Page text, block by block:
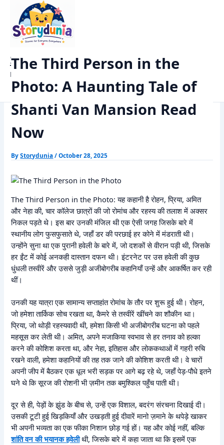
content
StoryDunia
Kids Stories
Horror Story
The Third Person in the Photo: A Haunting Tale of Shanti Van
Mansion Read Now
The Third Person in the
Photo: A Haunting Tale of
Shanti Van Mansion Read
Now
ByStorydunia/October 28, 2025
The Third Person in the Photo: यह कहानी है रोहन, प्रिया, अमित
और नेहा की, चार कॉलेज छात्रों की जो रोमांच और रहस्य की तलाश में अक्सर
निकल पड़ते थे। इस बार उनकी मंजिल थी एक ऐसी जगह जिसके बारे में
स्थानीय लोग फुसफुसाते थे, जहाँ डर की परछाई हर कोने में मंडराती थी।
उन्होंने सुना था एक पुरानी हवेली के बारे में, जो दशकों से वीरान पड़ी थी, जिसके
हर ईंट में कोई अनकही दास्तान दफन थी। इंटरनेट पर उस हवेली की कुछ
धुंधली तस्वीरें और उससे जुड़ी अजीबोगरीब कहानियाँ उन्हें और आकर्षित कर रही
थीं।
उनकी यह यात्रा एक सामान्य सप्ताहांत रोमांच के तौर पर शुरू हुई थी। रोहन,
जो हमेशा तार्किक सोच रखता था, कैमरे से तस्वीरें खींचने का शौकीन था।
प्रिया, जो थोड़ी रहस्यवादी थी, हमेशा किसी भी अजीबोगरीब घटना को पहले
महसूस कर लेती थी। अमित, अपने मजाकिया स्वभाव से हर तनाव को हल्का
करने की कोशिश करता था, और नेहा, इतिहास और लोककथाओं में गहरी रुचि
रखने वाली, हमेशा कहानियों की तह तक जाने की कोशिश करती थी। वे चारों
अपनी जीप में बैठकर एक धूल भरी सड़क पर आगे बढ़ रहे थे, जहाँ पेड़-पौधे इतने
घने थे कि सूरज की रोशनी भी ज़मीन तक बमुश्किल पहुँच पाती थी।
दूर से ही, पेड़ों के झुंड के बीच से, उन्हें एक विशाल, बदरंग संरचना दिखाई दी।
उसकी टूटी हुई खिड़कियाँ और उखड़ती हुई दीवारें मानो ज़माने के थपेड़े खाकर
भी अपनी भव्यता का एक फीका निशान छोड़ गई हों। यह और कोई नहीं, बल्कि
शांति वन की भयानक हवेलीथी, जिसके बारे में कहा जाता था कि इसमें एक